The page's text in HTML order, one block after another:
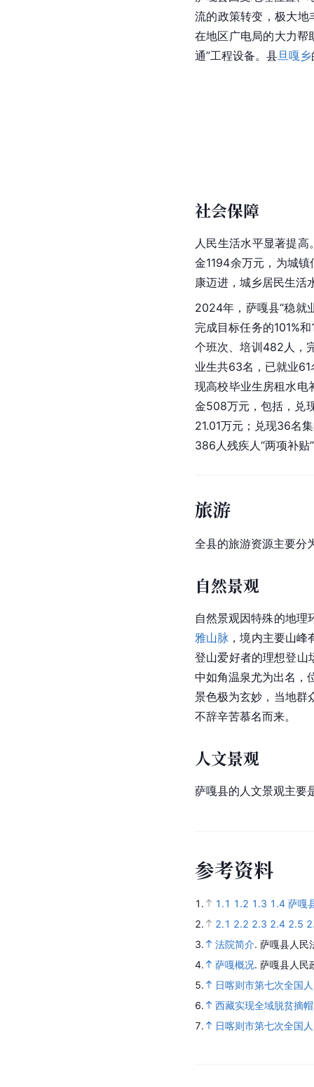
流的政策转变，极大
在地区广电局的大力帮
通”工程设备。县旦嘎乡
社会保障
人民生活水平显著提
金1194余万元，为城
康迈进，城乡居民生活
2024年，萨嘎县“稳就
完成目标任务的101%
个班次、培训482人，
业生共63名，已就业
现高校毕业生房租水电
金508万元，包括，兑
21.01万元；兑现36名
386人残疾人“两项补贴
旅游
全县的旅游资源主要分
自然景观
自然景观因特殊的地理
雅山脉 ，境内主要山
登山爱好者的理想登山
中如角温泉尤为出名，
景色极为玄妙，当地群
不辞辛苦慕名而来。
人文景观
萨嘎县的人文景观主要
参考资料
1. 1.1 1.2 1.3 1.4 萨嘎
2.
2.1 2.2 2.3 2.4 2.5
3.
法院简介. 萨嘎县人民
4.
萨嘎概况. 萨嘎县人民
5.
日喀则市第七次全国
6.
西藏实现全域脱贫摘帽
7.
日喀则市第七次全国